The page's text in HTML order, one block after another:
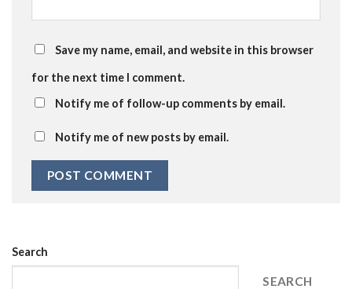
Save my name, email, and website in this browser
for the next time I comment.
Notify me of follow-up comments by email.
Notify me of new posts by email.
Search
SEARCH